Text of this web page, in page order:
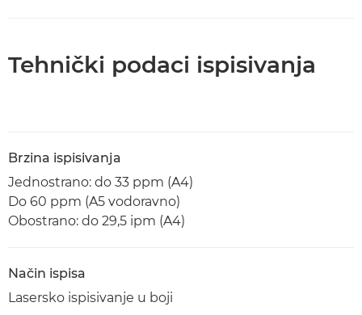
Tehnički podaci ispisivanja
Brzina ispisivanja
Jednostrano: do 33 ppm (A4)
Do 60 ppm (A5 vodoravno)
Obostrano: do 29,5 ipm (A4)
Način ispisa
Lasersko ispisivanje u boji